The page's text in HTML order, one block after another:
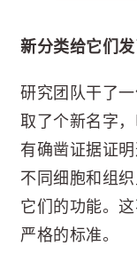
新分类给它们
研究团队干了
取了个新名字
有确凿证据证
不同细胞和组
它们的功能。
严格的标准。